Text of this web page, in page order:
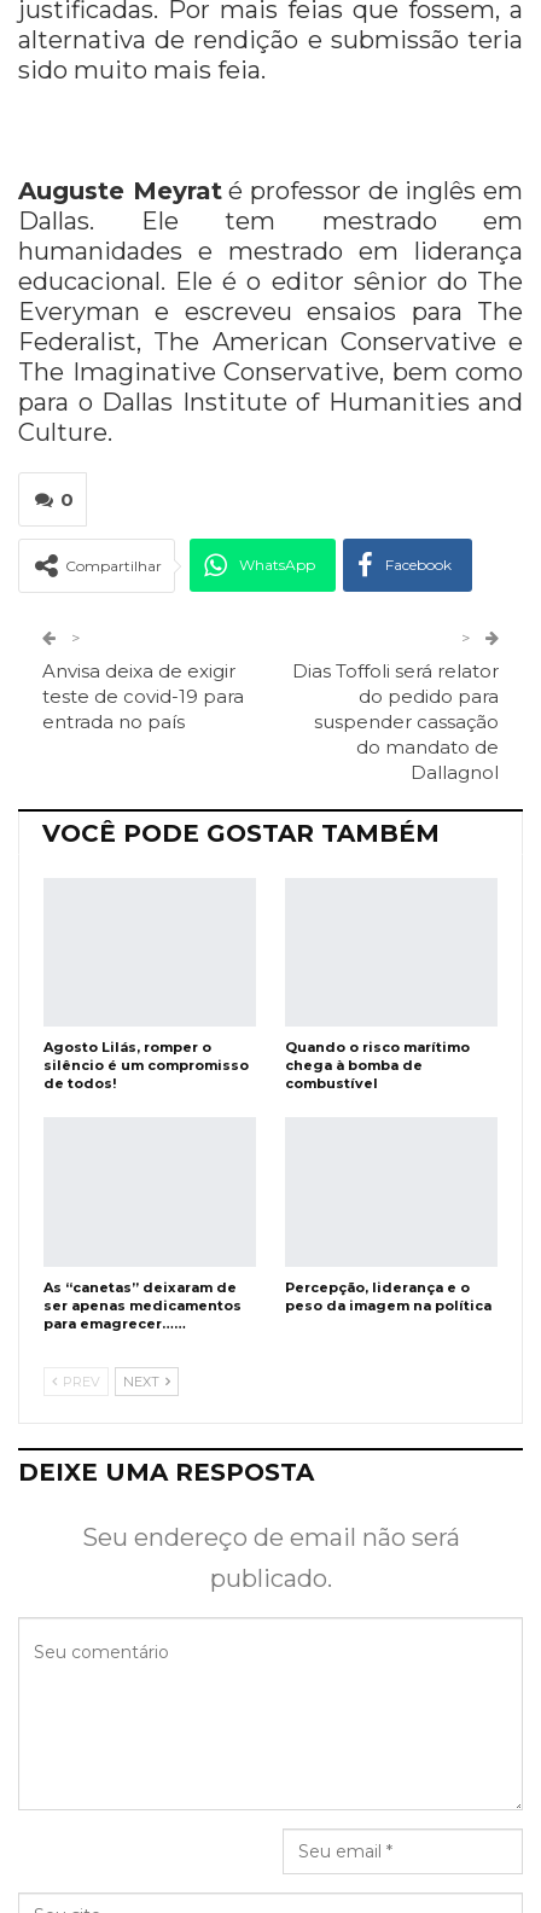
justificadas. Por mais feias que fossem, a
alternativa de rendição e submissão teria
sido muito mais feia.
Auguste Meyraté professor de inglês em
Dallas. Ele tem mestrado em
humanidades e mestrado em liderança
educacional. Ele é o editor sênior do The
Everyman e escreveu ensaios para The
Federalist, The American Conservative e
The Imaginative Conservative, bem como
para o Dallas Institute of Humanities and
Culture.
0
Compartilhar WhatsApp Facebook
ReddIt Pinterest Telegram
O email
>
Anvisa deixa de exigir
teste de covid-19 para
entrada no país
>
Dias Toffoli será relator
do pedido para
suspender cassação
do mandato de
Dallagnol
VOCÊ PODE GOSTAR TAMBÉM
Agosto Lilás, romper o
silêncio é um compromisso
de todos!
Quando o risco marítimo
chega à bomba de
combustível
As “canetas” deixaram de
ser apenas medicamentos
para emagrecer……
Percepção, liderança e o
peso da imagem na política
PREV NEXT
DEIXE UMA RESPOSTA
Seu endereço de email não será
publicado.